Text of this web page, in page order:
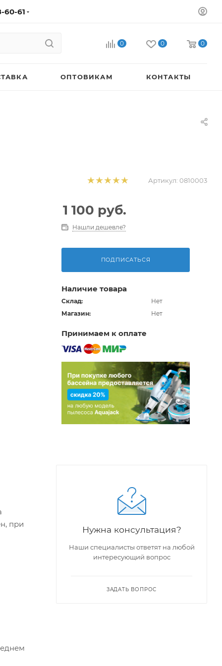
60-61
0 0 0
ОПТОВИКАМ КОНТАКТЫ
Артикул: 0810003
1 100 руб.
Нашли дешевле?
ПОДПИСАТЬСЯ
Наличие товара
Склад:
Нет
Магазин:
Нет
Принимаем к оплате
при
Нужна консультация?
Наши специалисты ответят на любой
интересующий вопрос
ЗАДАТЬ ВОПРОС